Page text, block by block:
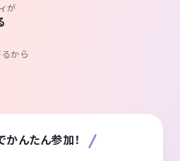
が
から
かんたん参加！